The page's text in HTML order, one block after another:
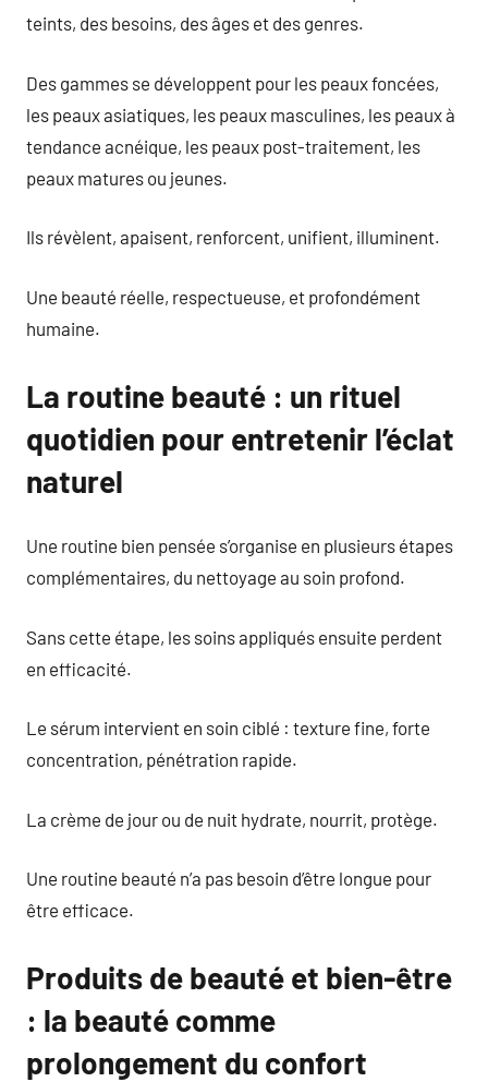
teints, des besoins, des âges et des genres.
Des gammes se développent pour les peaux foncées,
les peaux asiatiques, les peaux masculines, les peaux à
tendance acnéique, les peaux post-traitement, les
peaux matures ou jeunes.
Ils révèlent, apaisent, renforcent, unifient, illuminent.
Une beauté réelle, respectueuse, et profondément
humaine.
La routine beauté : un rituel
quotidien pour entretenir l’éclat
naturel
Une routine bien pensée s’organise en plusieurs étapes
complémentaires, du nettoyage au soin profond.
Sans cette étape, les soins appliqués ensuite perdent
en efficacité.
Le sérum intervient en soin ciblé : texture fine, forte
concentration, pénétration rapide.
La crème de jour ou de nuit hydrate, nourrit, protège.
Une routine beauté n’a pas besoin d’être longue pour
être efficace.
Produits de beauté et bien-être
: la beauté comme
prolongement du confort